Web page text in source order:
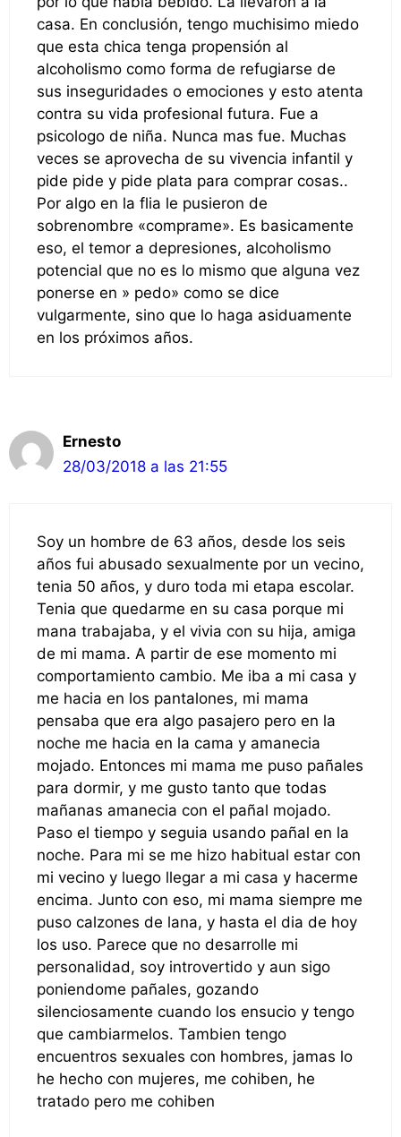
casa. En conclusión, tengo muchisimo miedo
que esta chica tenga propensión al
alcoholismo como forma de refugiarse de
sus inseguridades o emociones y esto atenta
contra su vida profesional futura. Fue a
psicologo de niña. Nunca mas fue. Muchas
veces se aprovecha de su vivencia infantil y
pide pide y pide plata para comprar cosas..
Por algo en la flia le pusieron de
sobrenombre «comprame». Es basicamente
eso, el temor a depresiones, alcoholismo
potencial que no es lo mismo que alguna vez
ponerse en » pedo» como se dice
vulgarmente, sino que lo haga asiduamente
en los próximos años.
Ernesto
28/03/2018 a las 21:55
Soy un hombre de 63 años, desde los seis
años fui abusado sexualmente por un vecino,
tenia 50 años, y duro toda mi etapa escolar.
Tenia que quedarme en su casa porque mi
mana trabajaba, y el vivia con su hija, amiga
de mi mama. A partir de ese momento mi
comportamiento cambio. Me iba a mi casa y
me hacia en los pantalones, mi mama
pensaba que era algo pasajero pero en la
noche me hacia en la cama y amanecia
mojado. Entonces mi mama me puso pañales
para dormir, y me gusto tanto que todas
mañanas amanecia con el pañal mojado.
Paso el tiempo y seguia usando pañal en la
noche. Para mi se me hizo habitual estar con
mi vecino y luego llegar a mi casa y hacerme
encima. Junto con eso, mi mama siempre me
puso calzones de lana, y hasta el dia de hoy
los uso. Parece que no desarrolle mi
personalidad, soy introvertido y aun sigo
poniendome pañales, gozando
silenciosamente cuando los ensucio y tengo
que cambiarmelos. Tambien tengo
encuentros sexuales con hombres, jamas lo
he hecho con mujeres, me cohiben, he
tratado pero me cohiben